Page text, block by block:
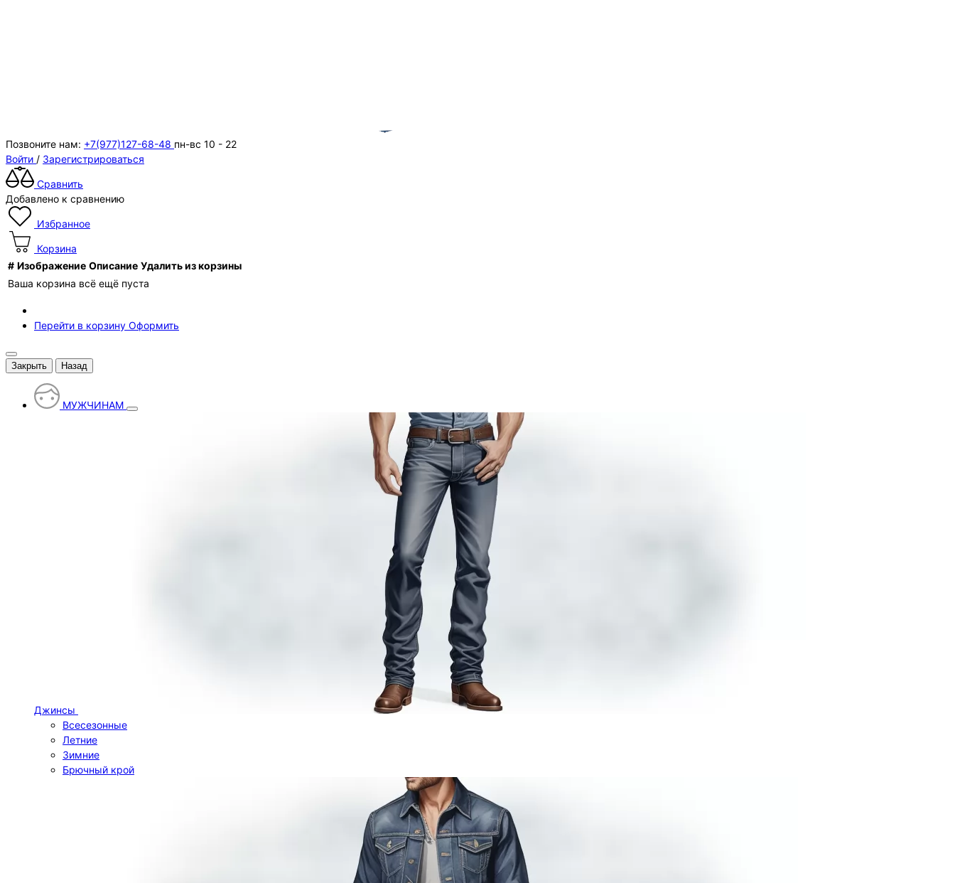
Позвоните нам: +7(977)127-68-48 пн-вс 10 - 22
Войти / Зарегистрироваться
Сравнить
Добавлено к сравнению
Избранное
Корзина
# Изображение Описание Удалить из корзины
Ваша корзина всё ещё пуста
Перейти в корзину Оформить
Закрыть Назад
МУЖЧИНАМ
Джинсы
Всесезонные
Летние
Зимние
Брючный крой